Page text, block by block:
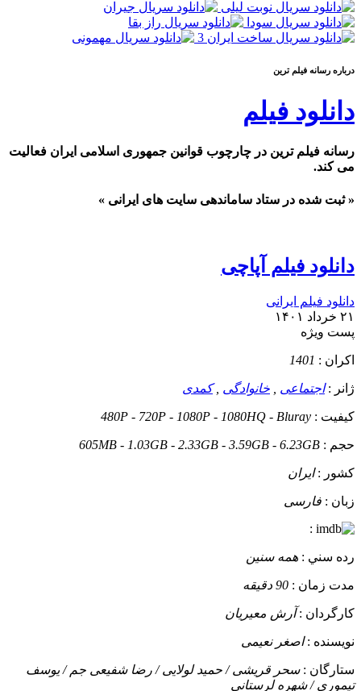
درباره رسانه فيلم ترين
دانلود فیلم
رسانه فیلم ترین در چارچوب قوانین جمهوری اسلامی ایران فعالیت
می کند.
« ثبت شده در ستاد ساماندهی سایت های ایرانی »
دانلود فیلم آپاچی
دانلود فیلم ایرانی
۲۱ خرداد ۱۴۰۱
پست ويژه
اکران : 1401
ژانر :اجتماعی خانوادگی ,کمدی
کيفيت : 480P - 720P - 1080P - 1080HQ - Bluray
حجم : 605MB - 1.03GB - 2.33GB - 3.59GB - 6.23GB
کشور :ایران
زبان : فارسی
:
رده سني : همه سنین
مدت زمان : 90 دقیقه
کارگردان :آرش معیریان
نويسنده :اصغر نعیمی
ستارگان :سحر قریشی / حمید لولایی / رضا شفیعی جم / یوسف
تیموری / شهره لرستانی